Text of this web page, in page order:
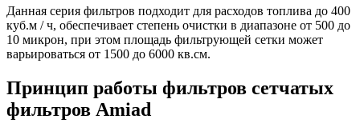
Данная серия фильтров подходит для расходов топлива до 400
куб.м / ч, обеспечивает степень очистки в диапазоне от 500 до
10 микрон, при этом площадь фильтрующей сетки может
варьироваться от 1500 до 6000 кв.см.
Принцип работы фильтров сетчатых
фильтров Amiad